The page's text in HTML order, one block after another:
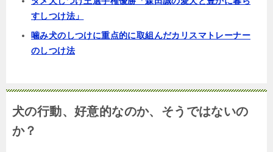
すしつけ法」
噛み犬のしつけに重点的に取組んだカリスマトレーナー
のしつけ法
犬の行動、好意的なのか、そうではないの
か？